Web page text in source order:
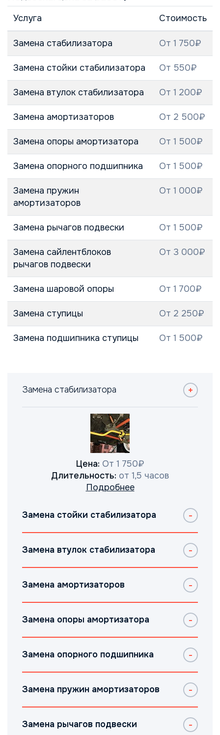
Услуга Стоимость
Замена стабилизатора От 1 750₽
Замена стойки стабилизатора От 550₽
Замена втулок стабилизатора От 1 200₽
Замена амортизаторов От 2 500₽
Замена опоры амортизатора От 1 500₽
Замена опорного подшипника От 1 500₽
Замена пружин
амортизаторов
От 1 000₽
Замена рычагов подвески От 1 500₽
Замена сайлентблоков
рычагов подвески
От 3 000₽
Замена шаровой опоры От 1 700₽
Замена ступицы От 2 250₽
Замена подшипника ступицы От 1 500₽
Замена стабилизатора
Цена: От 1 750₽
Длительность: от 1,5 часов
Подробнее
Замена стойки стабилизатора
Замена втулок стабилизатора
Замена амортизаторов
Замена опоры амортизатора
Замена опорного подшипника
Замена пружин амортизаторов
Замена рычагов подвески